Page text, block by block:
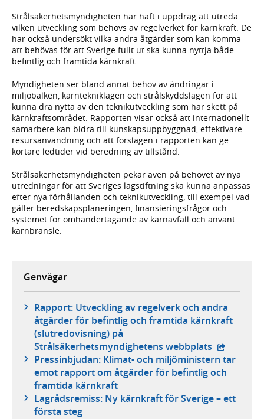
Strålsäkerhetsmyndigheten har haft i uppdrag att utreda
vilken utveckling som behövs av regelverket för kärnkraft. De
har också undersökt vilka andra åtgärder som kan komma
att behövas för att Sverige fullt ut ska kunna nyttja både
befintlig och framtida kärnkraft.
Myndigheten ser bland annat behov av ändringar i
miljöbalken, kärntekniklagen och strålskyddslagen för att
kunna dra nytta av den teknikutveckling som har skett på
kärnkraftsområdet. Rapporten visar också att internationellt
samarbete kan bidra till kunskapsuppbyggnad, effektivare
resursanvändning och att förslagen i rapporten kan ge
kortare ledtider vid beredning av tillstånd.
Strålsäkerhetsmyndigheten pekar även på behovet av nya
utredningar för att Sveriges lagstiftning ska kunna anpassas
efter nya förhållanden och teknikutveckling, till exempel vad
gäller beredskapsplaneringen, finansieringsfrågor och
systemet för omhändertagande av kärnavfall och använt
kärnbränsle.
Genvägar
Rapport: Utveckling av regelverk och andra
åtgärder för befintlig och framtida kärnkraft
(slutredovisning) på
Strålsäkerhetsmyndighetens webbplats - extern
Pressinbjudan: Klimat- och miljöministern tar
emot rapport om åtgärder för befintlig och
framtida kärnkraft
Lagrådsremiss: Ny kärnkraft för Sverige – ett
första steg